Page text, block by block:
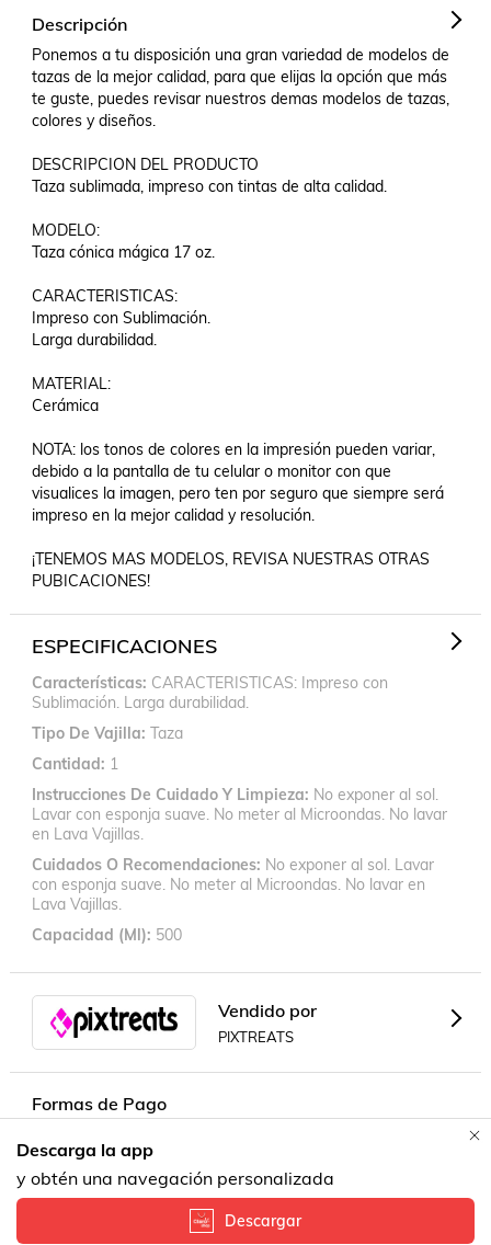
Descripción
Ponemos a tu disposición una gran variedad de modelos de
tazas de la mejor calidad, para que elijas la opción que más
te guste, puedes revisar nuestros demas modelos de tazas,
colores y diseños.
DESCRIPCION DEL PRODUCTO
Taza sublimada, impreso con tintas de alta calidad.
MODELO:
Taza cónica mágica 17 oz.
CARACTERISTICAS:
Impreso con Sublimación.
Larga durabilidad.
MATERIAL:
Cerámica
NOTA: los tonos de colores en la impresión pueden variar,
debido a la pantalla de tu celular o monitor con que
visualices la imagen, pero ten por seguro que siempre será
impreso en la mejor calidad y resolución.
¡TENEMOS MAS MODELOS, REVISA NUESTRAS OTRAS
PUBICACIONES!
ESPECIFICACIONES
Características CARACTERISTICAS: Impreso con
Sublimación. Larga durabilidad.
Tipo De Vajilla Taza
Cantidad
1
Instrucciones De Cuidado Y Limpieza No exponer al sol.
Lavar con esponja suave. No meter al Microondas. No lavar
en Lava Vajillas.
Cuidados O Recomendaciones No exponer al sol. Lavar
con esponja suave. No meter al Microondas. No lavar en
Lava Vajillas.
Capacidad (ml) 500
Vendido por
PIXTREATS
Formas de Pago
Descarga la app
y obtén una navegación personalizada
Descargar